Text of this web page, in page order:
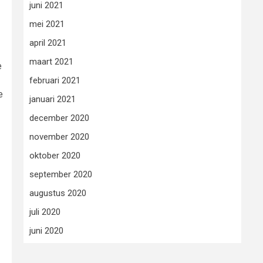
juni 2021
mei 2021
april 2021
maart 2021
februari 2021
januari 2021
december 2020
november 2020
oktober 2020
september 2020
augustus 2020
juli 2020
juni 2020